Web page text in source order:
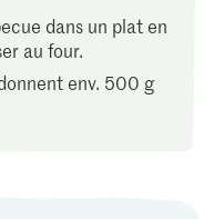
dans un plat en
au four.
env. 500 g